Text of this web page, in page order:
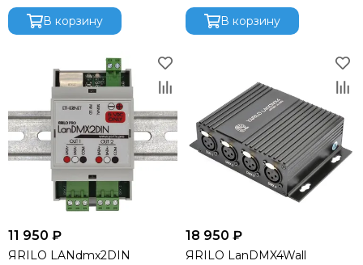
В корзину
В корзину
11 950 ₽
ЯRILO LANdmx2DIN
18 950 ₽
ЯRILO LanDMX4Wall